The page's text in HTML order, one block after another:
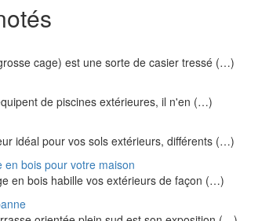
cage) est une sorte de casier tressé (…)
de piscines extérieures, il n'en (…)
idéal pour vos sols extérieurs, différents (…)
bois pour votre maison
en bois habille vos extérieurs de façon (…)